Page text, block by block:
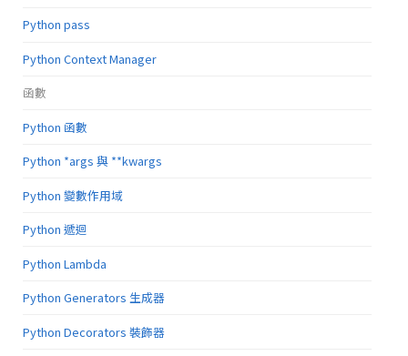
Python pass
Python Context Manager
函數
Python 函數
Python *args 與 **kwargs
Python 變數作用域
Python 遞迴
Python Lambda
Python Generators 生成器
Python Decorators 裝飾器